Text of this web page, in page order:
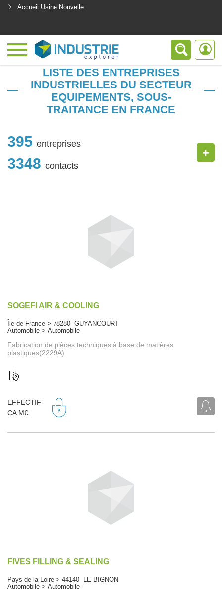
Accueil Usine Nouvelle
LISTE DES ENTREPRISES
INDUSTRIELLES DU SECTEUR
EQUIPEMENTS, SOUS-
TRAITANCE EN FRANCE
395 entreprises
3348 contacts
+
SOGEFI AIR & COOLING
Île-de-France > 78280 GUYANCOURT
Automobile > Automobile
Fabrication de pièces techniques à base de matières
plastiques(2229A)
EFFECTIF
CA M€
FIVES FILLING & SEALING
Pays de la Loire > 44140 LE BIGNON
Automobile > Automobile